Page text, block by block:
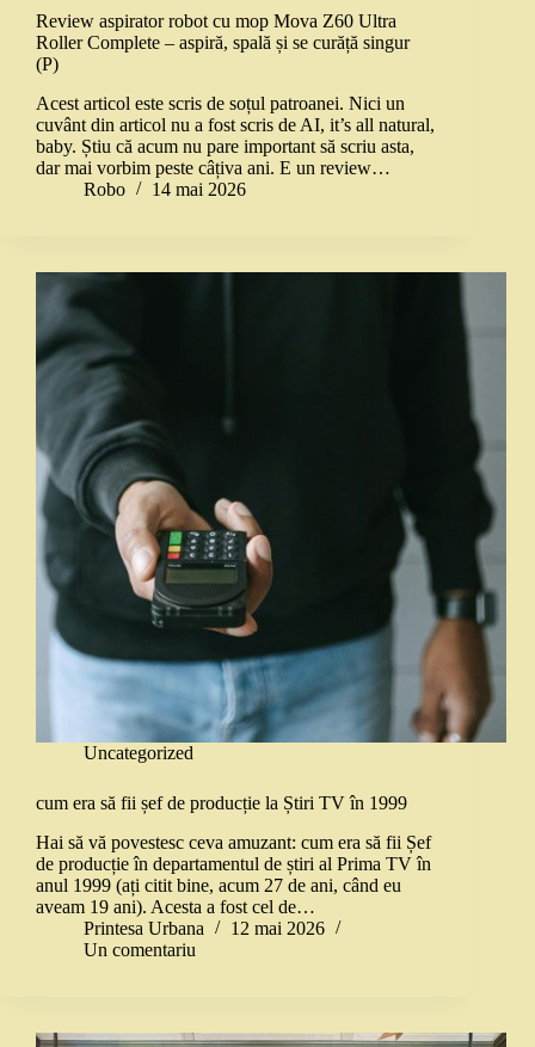
Review aspirator robot cu mop Mova Z60 Ultra
Roller Complete – aspiră, spală și se curăță singur
(P)
Acest articol este scris de soțul patroanei. Nici un
cuvânt din articol nu a fost scris de AI, it’s all natural,
baby. Știu că acum nu pare important să scriu asta,
dar mai vorbim peste câțiva ani. E un review…
Robo
14 mai 2026
Uncategorized
cum era să fii șef de producție la Știri TV în 1999
Hai să vă povestesc ceva amuzant: cum era să fii Șef
de producție în departamentul de știri al Prima TV în
anul 1999 (ați citit bine, acum 27 de ani, când eu
aveam 19 ani). Acesta a fost cel de…
Printesa Urbana
12 mai 2026
Un comentariu